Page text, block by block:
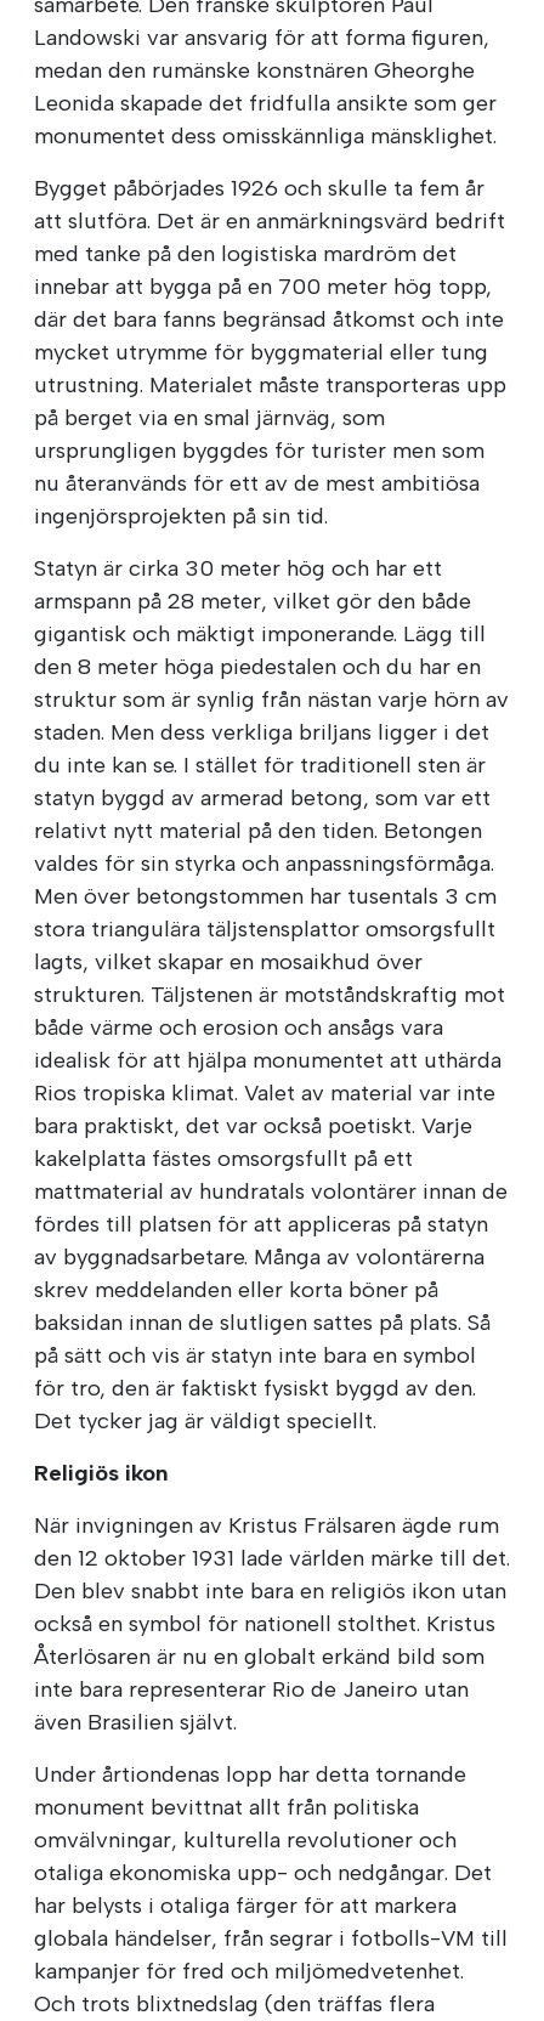
Landowski var ansvarig för att forma figuren,
medan den rumänske konstnären Gheorghe
Leonida skapade det fridfulla ansikte som ger
monumentet dess omisskännliga mänsklighet.
Bygget påbörjades 1926 och skulle ta fem år
att slutföra. Det är en anmärkningsvärd bedrift
med tanke på den logistiska mardröm det
innebar att bygga på en 700 meter hög topp,
där det bara fanns begränsad åtkomst och inte
mycket utrymme för byggmaterial eller tung
utrustning. Materialet måste transporteras upp
på berget via en smal järnväg, som
ursprungligen byggdes för turister men som
nu återanvänds för ett av de mest ambitiösa
ingenjörsprojekten på sin tid.
Statyn är cirka 30 meter hög och har ett
armspann på 28 meter, vilket gör den både
gigantisk och mäktigt imponerande. Lägg till
den 8 meter höga piedestalen och du har en
struktur som är synlig från nästan varje hörn av
staden. Men dess verkliga briljans ligger i det
du inte kan se. I stället för traditionell sten är
statyn byggd av armerad betong, som var ett
relativt nytt material på den tiden. Betongen
valdes för sin styrka och anpassningsförmåga.
Men över betongstommen har tusentals 3 cm
stora triangulära täljstensplattor omsorgsfullt
lagts, vilket skapar en mosaikhud över
strukturen. Täljstenen är motståndskraftig mot
både värme och erosion och ansågs vara
idealisk för att hjälpa monumentet att uthärda
Rios tropiska klimat. Valet av material var inte
bara praktiskt, det var också poetiskt. Varje
kakelplatta fästes omsorgsfullt på ett
mattmaterial av hundratals volontärer innan de
fördes till platsen för att appliceras på statyn
av byggnadsarbetare. Många av volontärerna
skrev meddelanden eller korta böner på
baksidan innan de slutligen sattes på plats. Så
på sätt och vis är statyn inte bara en symbol
för tro, den är faktiskt fysiskt byggd av den.
Det tycker jag är väldigt speciellt.
Religiös ikon
När invigningen av Kristus Frälsaren ägde rum
den 12 oktober 1931 lade världen märke till det.
Den blev snabbt inte bara en religiös ikon utan
också en symbol för nationell stolthet. Kristus
Återlösaren är nu en globalt erkänd bild som
inte bara representerar Rio de Janeiro utan
även Brasilien självt.
Under årtiondenas lopp har detta tornande
monument bevittnat allt från politiska
omvälvningar, kulturella revolutioner och
otaliga ekonomiska upp- och nedgångar. Det
har belysts i otaliga färger för att markera
globala händelser, från segrar i fotbolls-VM till
kampanjer för fred och miljömedvetenhet.
Och trots blixtnedslag (den träffas flera